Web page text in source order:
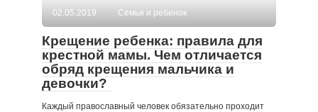
02.05.2019
Семья и ребенок
Крещение ребенка: правила для
крестной мамы. Чем отличается
обряд крещения мальчика и
девочки?
Каждый православный человек обязательно проходит